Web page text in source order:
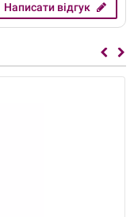
Написати відгук